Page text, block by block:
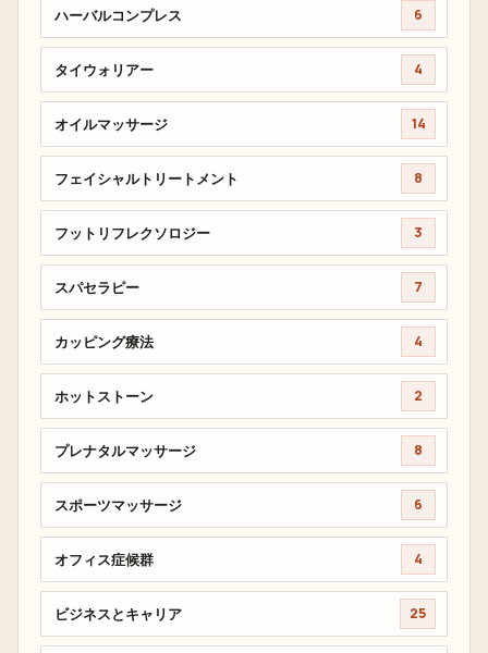
ハーバルコンプレス 6
タイウォリアー 4
オイルマッサージ 14
フェイシャルトリートメント 8
フットリフレクソロジー 3
スパセラピー 7
カッピング療法 4
ホットストーン 2
プレナタルマッサージ 8
スポーツマッサージ 6
オフィス症候群 4
ビジネスとキャリア 25